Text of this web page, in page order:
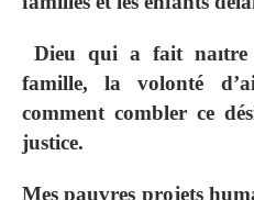
Dieu qui a fait naıtre
famille, la volonté
comment combler ce
justice.
Mes pauvres projets